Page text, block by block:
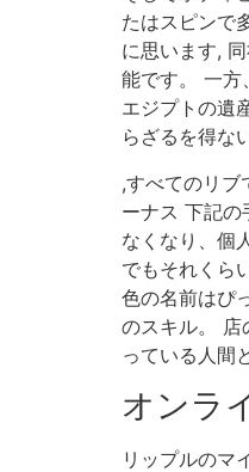
たはスピンで
に思います,
能です。 一方
エジプトの遺
らざるを得な
,すべてのリブ
ーナス 下記
なくなり、個
でもそれくら
色の名前はぴ
のスキル。 店
っている人間
オンラ
リップルのマ